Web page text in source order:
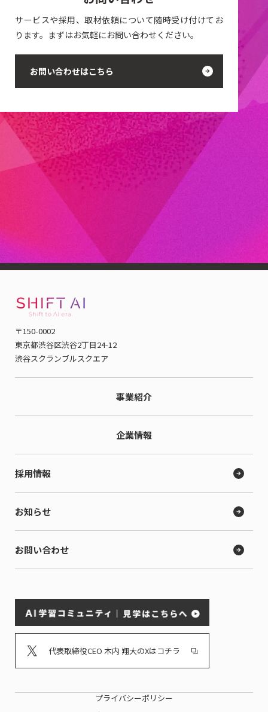
サービスや採用、取材依頼について随時受け付けてお
ります。まずはお気軽にお問い合わせください。
お問い合わせはこちら
当社代表の木内は、「一般社団法人生成AI活用普及協会
（GUGA）」の協議員を務めています。
実装を通じて産業の再構築を目指す、国内有数の生成AIプラッ
トフォームとして活動しています。
〒150-0002
東京都渋谷区渋谷2丁目24-12
渋谷スクランブルスクエア
事業紹介
企業情報
採用情報
お知らせ
お問い合わせ
代表取締役CEO 木内 翔大のXはコチラ
プライバシーポリシー